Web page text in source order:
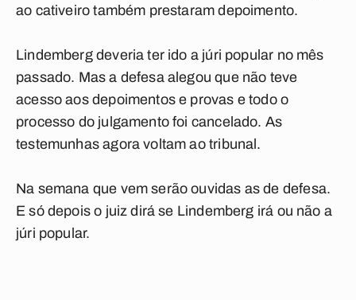
ao cativeiro também prestaram depoimento.
Lindemberg deveria ter ido a júri popular no mês
passado. Mas a defesa alegou que não teve
acesso aos depoimentos e provas e todo o
processo do julgamento foi cancelado. As
testemunhas agora voltam ao tribunal.
Na semana que vem serão ouvidas as de defesa.
E só depois o juiz dirá se Lindemberg irá ou não a
júri popular.